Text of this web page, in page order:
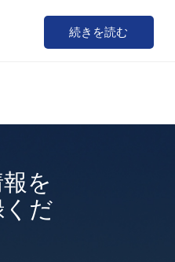
続きを読む
を
だ